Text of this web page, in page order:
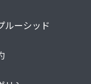
ルーシッド